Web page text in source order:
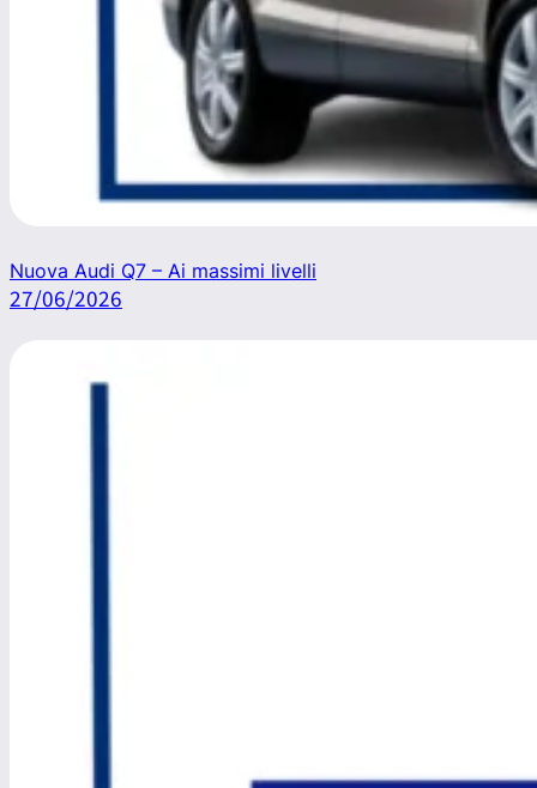
Nuova Audi Q7 – Ai massimi livelli
27/06/2026